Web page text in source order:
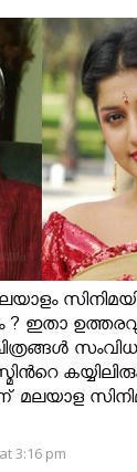
ഇതാ
മലയാള
3:16 pm